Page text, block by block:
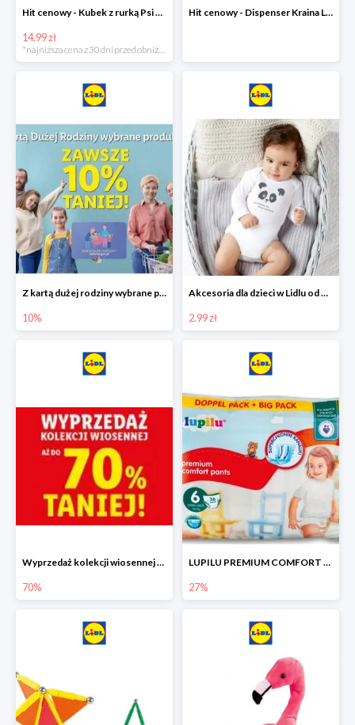
Hit cenowy - Kubek z rurką Psi Patrol, PONY, Minionki, Peppa
14.99 zł
Hit cenowy - Dispenser Kraina Lodu
Z kartą dużej rodziny wybrane produkty w Lidlu -10%
10%
Akcesoria dla dzieci w Lidlu od 2,99 zł
2.99 zł
Wyprzedaż kolekcji wiosennej w Lidlu do -70%
70%
LUPILU PREMIUM COMFORT Pantsy, rozmiar 5 lub 6, gigapaka -27%
27%